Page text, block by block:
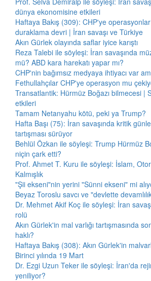
dünya ekonomisine etkileri
Haftaya Bakış (309): CHP'ye
duraklama devri | İran savaşı ve Türkiye
Akın Gürlek olayında saflar iyice karıştı
Reza Talebi ile söyleşi: İran savaşında
mü? ABD kara harekatı yapar mı?
CHP'nin bağımsız medyaya ihtiyacı var
Fethullahçılar CHP'ye operasyon mu
Transatlantik: Hürmüz Boğazı bilmecesi |
etkileri
Tamam Netanyahu kötü, peki ya Trump?
Hafta Başı (75): İran savaşında kritik
tartışması sürüyor
Behlül Özkan ile söyleşi: Trump Hürmüz
niçin çark etti?
Prof. Ahmet T. Kuru ile söyleşi: İslam,
Kalmışlık
"Şii ekseni"nin yerini "Sünni ekseni" mi
Beyaz Toroslu savcı ve "devlette
Dr. Mehmet Akif Koç ile söyleşi: İran
rolü
Akın Gürlek'in mal varlığı tartışmasında
haklı?
Haftaya Bakış (308): Akın Gürlek'in
Birinci yılında 19 Mart
Dr. Ezgi Uzun Teker ile söyleşi: İran'da
yeniliyor?